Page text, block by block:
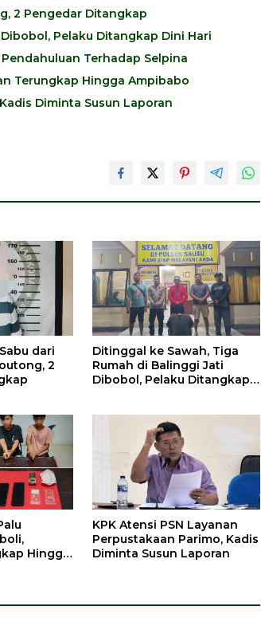
2 Pengedar Ditangkap
Pelaku Ditangkap Dini Hari
Terhadap Selpina
Terungkap Hingga Ampibabo
Diminta Susun Laporan
dari
2
Ditinggal ke Sawah, Tiga
Rumah di Balinggi Jati
Dibobol, Pelaku Ditangkap
Hingga
KPK Atensi PSN Layanan
Perpustakaan Parimo, Kadis
Diminta Susun Laporan